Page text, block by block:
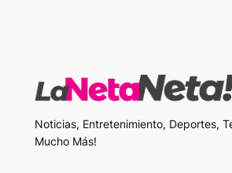
Noticias, Entretenimiento, Deportes,
Mucho Más!